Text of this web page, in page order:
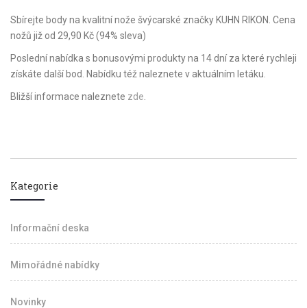
Sbírejte body na kvalitní nože švýcarské značky KUHN RIKON. Cena
nožů již od 29,90 Kč (94% sleva)
Poslední nabídka s bonusovými produkty na 14 dní za které rychleji
získáte další bod. Nabídku též naleznete v aktuálním letáku.
Bližší informace naleznete zde
Kategorie
Informační deska
Mimořádné nabídky
Novinky